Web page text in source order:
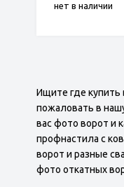
нет в наличии
Ищите где купить
пожаловать в
вас фото ворот и
профнастила с
ворот и разные
фото откатных